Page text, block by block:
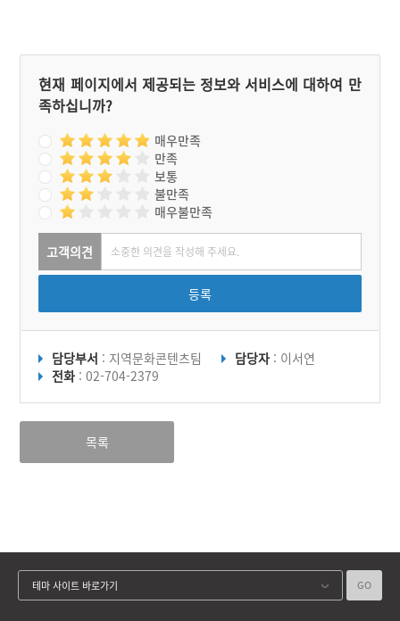
현재 페이지에서 제공되는 정보와 서비스에 대하여 만
족하십니까?
매우만족
만족
보통
불만족
매우불만족
고객의견
등록
담당부서 : 지역문화콘텐츠팀 담당자 : 이서연
전화 : 02-704-2379
목록
테마 사이트 바로가기 GO